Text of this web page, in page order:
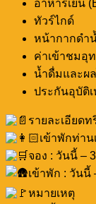
อาหารเย็น
ทัวร์ไกด์
หน้ากากดำ
ค่าเข้าชมอุ
น้ำดื่มและผ
ประกันอุบัติ
รายละเอียดท
เข้าพักท่าน
จอง : วันนี้ –
เข้าพัก : วันนี้
หมายเหตุ